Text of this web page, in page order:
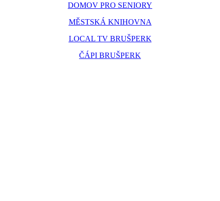
DOMOV PRO SENIORY
MĚSTSKÁ KNIHOVNA
LOCAL TV BRUŠPERK
ČÁPI BRUŠPERK